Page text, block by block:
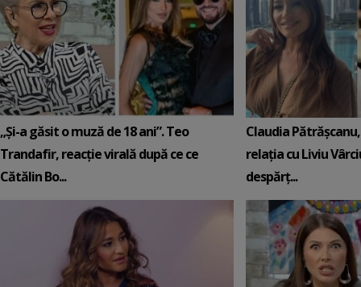
„Și-a găsit o muză de 18 ani”. Teo
Trandafir, reacție virală după ce ce
Cătălin Bo...
Claudia
relația cu Liviu
despărț...